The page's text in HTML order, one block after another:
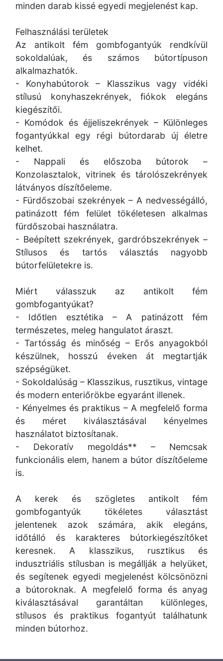
minden darab kissé egyedi megjelenést kap.
Felhasználási területek
Az antikolt fém gombfogantyúk rendkívül
sokoldalúak, és számos bútortípuson
alkalmazhatók.
- Konyhabútorok – Klasszikus vagy vidéki
stílusú konyhaszekrények, fiókok elegáns
kiegészítői.
- Komódok és éjjeliszekrények – Különleges
fogantyúkkal egy régi bútordarab új életre
kelhet.
- Nappali és előszoba bútorok –
Konzolasztalok, vitrinek és tárolószekrények
látványos díszítőeleme.
- Fürdőszobai szekrények – A nedvességálló,
patinázott fém felület tökéletesen alkalmas
fürdőszobai használatra.
- Beépített szekrények, gardróbszekrények –
Stílusos és tartós választás nagyobb
bútorfelületekre is.
Miért válasszuk az antikolt fém
gombfogantyúkat?
- Időtlen esztétika – A patinázott fém
természetes, meleg hangulatot áraszt.
- Tartósság és minőség – Erős anyagokból
készülnek, hosszú éveken át megtartják
szépségüket.
- Sokoldalúság – Klasszikus, rusztikus, vintage
és modern enteriőrökbe egyaránt illenek.
- Kényelmes és praktikus – A megfelelő forma
és méret kiválasztásával kényelmes
használatot biztosítanak.
- Dekoratív megoldás** – Nemcsak
funkcionális elem, hanem a bútor díszítőeleme
is.
A kerek és szögletes antikolt fém
gombfogantyúk tökéletes választást
jelentenek azok számára, akik elegáns,
időtálló és karakteres bútorkiegészítőket
keresnek. A klasszikus, rusztikus és
indusztriális stílusban is megállják a helyüket,
és segítenek egyedi megjelenést kölcsönözni
a bútoroknak. A megfelelő forma és anyag
kiválasztásával garantáltan különleges,
stílusos és praktikus fogantyút találhatunk
minden bútorhoz.